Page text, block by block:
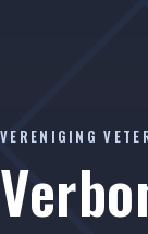
VERENIGING